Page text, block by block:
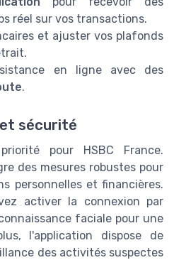
réel sur vos transactions.
et ajuster vos plafonds
en ligne avec des
.
sécurité
pour HSBC France.
des mesures robustes pour
personnelles et financières.
activer la connexion par
faciale pour une
l'application dispose de
des activités suspectes